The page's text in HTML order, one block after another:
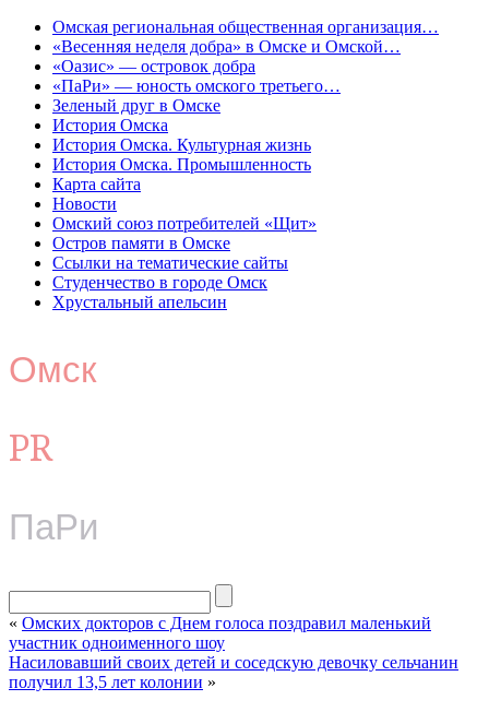
Омская региональная общественная организация…
«Весенняя неделя добра» в Омске и Омской…
«Оазис» — островок добра
«ПаРи» — юность омского третьего…
Зеленый друг в Омске
История Омска
История Омска. Культурная жизнь
История Омска. Промышленность
Карта сайта
Новости
Омский союз потребителей «Щит»
Остров памяти в Омске
Ссылки на тематические сайты
Студенчество в городе Омск
Хрустальный апельсин
Омск
PR
ПаРи
« Омских докторов с Днем голоса поздравил маленький
участник одноименного шоу
Насиловавший своих детей и соседскую девочку сельчанин
получил 13,5 лет колонии »